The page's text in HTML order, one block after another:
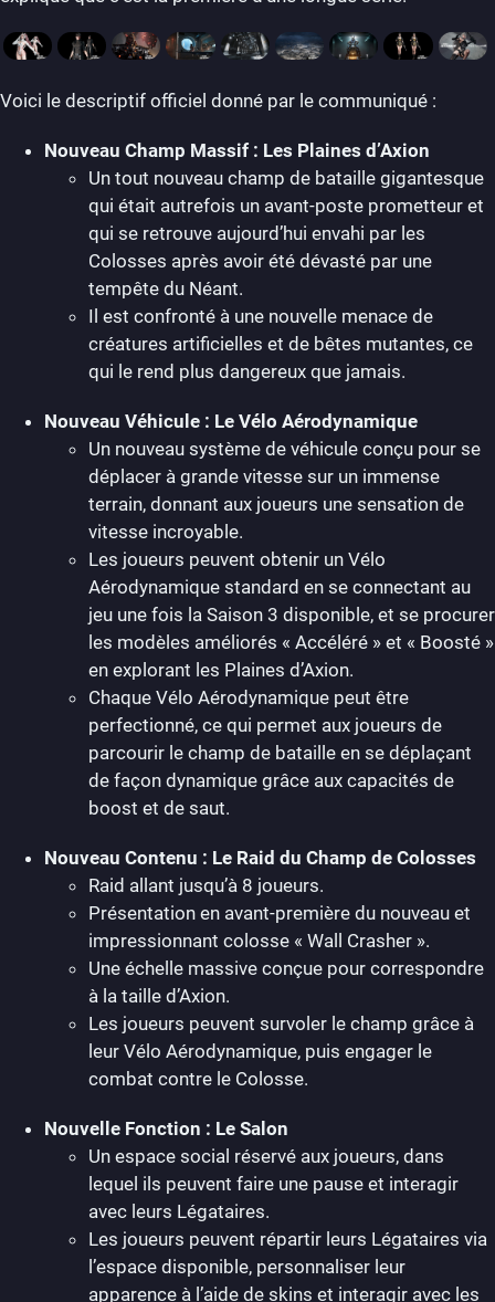
Voici le descriptif officiel donné par le communiqué :
Nouveau Champ Massif : Les Plaines d’Axion
Un tout nouveau champ de bataille gigantesque
qui était autrefois un avant-poste prometteur et
qui se retrouve aujourd’hui envahi par les
Colosses après avoir été dévasté par une
tempête du Néant.
Il est confronté à une nouvelle menace de
créatures artificielles et de bêtes mutantes, ce
qui le rend plus dangereux que jamais.
Nouveau Véhicule : Le Vélo Aérodynamique
Un nouveau système de véhicule conçu pour se
déplacer à grande vitesse sur un immense
terrain, donnant aux joueurs une sensation de
vitesse incroyable.
Les joueurs peuvent obtenir un Vélo
Aérodynamique standard en se connectant au
jeu une fois la Saison 3 disponible, et se procurer
les modèles améliorés « Accéléré » et « Boosté »
en explorant les Plaines d’Axion.
Chaque Vélo Aérodynamique peut être
perfectionné, ce qui permet aux joueurs de
parcourir le champ de bataille en se déplaçant
de façon dynamique grâce aux capacités de
boost et de saut.
Nouveau Contenu : Le Raid du Champ de Colosses
Raid allant jusqu’à 8 joueurs.
Présentation en avant-première du nouveau et
impressionnant colosse « Wall Crasher ».
Une échelle massive conçue pour correspondre
à la taille d’Axion.
Les joueurs peuvent survoler le champ grâce à
leur Vélo Aérodynamique, puis engager le
combat contre le Colosse.
Nouvelle Fonction : Le Salon
Un espace social réservé aux joueurs, dans
lequel ils peuvent faire une pause et interagir
avec leurs Légataires.
Les joueurs peuvent répartir leurs Légataires via
l’espace disponible, personnaliser leur
apparence à l’aide de skins et interagir avec les